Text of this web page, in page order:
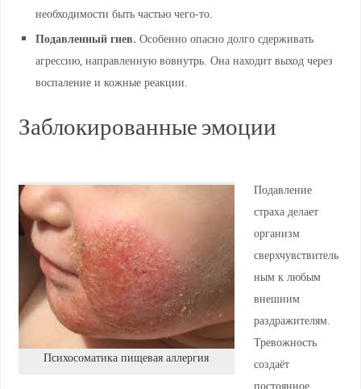
необходимости быть частью чего-то.
Подавленный гнев. Особенно опасно долго сдерживать
агрессию, направленную вовнутрь. Она находит выход через
воспаление и кожные реакции.
Заблокированные эмоции
Психосоматика пищевая аллергия
Подавление
страха делает
организм
сверхчувствитель
ным к любым
внешним
раздражителям.
Тревожность
создаёт
постоянное